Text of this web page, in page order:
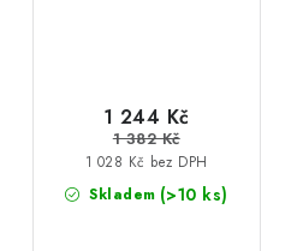
Skladem (>10 ks)
1 028 Kč bez DPH
1 244 Kč
1 382 Kč